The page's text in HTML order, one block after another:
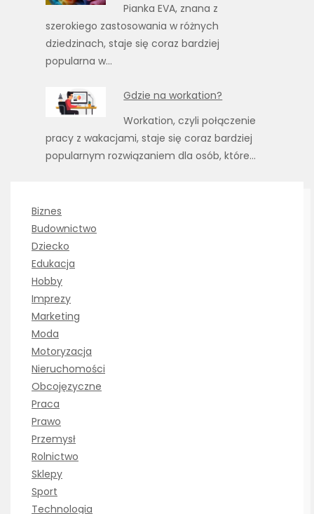
Pianka EVA, znana z
szerokiego zastosowania w różnych
dziedzinach, staje się coraz bardziej
popularna w…
Gdzie na workation?
Workation, czyli połączenie
pracy z wakacjami, staje się coraz bardziej
popularnym rozwiązaniem dla osób, które…
Biznes
Budownictwo
Dziecko
Edukacja
Hobby
Imprezy
Marketing
Moda
Motoryzacja
Nieruchomości
Obcojęzyczne
Praca
Prawo
Przemysł
Rolnictwo
Sklepy
Sport
Technologia